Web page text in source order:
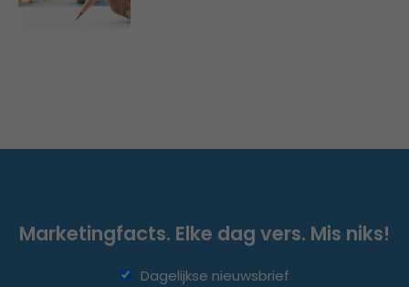
Marketingfacts. Elke dag vers. Mis niks!
Dagelijkse nieuwsbrief